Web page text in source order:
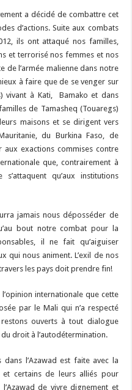
a décidé de combattre cet
d’actions. Suite aux combats
ils ont attaqué nos familles,
et terrorisé nos femmes et nos
de l’armée malienne dans notre
à faire que de se venger sur
vivant à Kati, Bamako et dans
de Tamasheq (Touaregs)
maisons et se dirigent vers
du Burkina Faso, de
aux exactions commises contre
que, contrairement à
qu’aux institutions
jamais nous déposséder de
bout notre combat pour la
il ne fait qu’aiguiser
qui nous animent. L’exil de nos
les pays doit prendre fin!
internationale que cette
par le Mali qui n’a respecté
ouverts à tout dialogue
droit à l’autodétermination.
l’Azawad est faite avec la
et certains de leurs alliés pour
de vivre dignement et